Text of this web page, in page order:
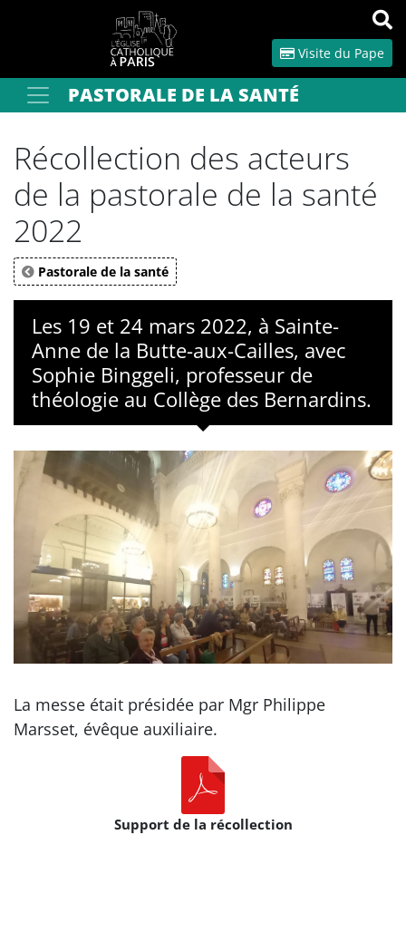
Visite du Pape
Votre recherchePASTORALE DE LA SANTÉ
Récollection des acteurs
de la pastorale de la santé
2022
Pastorale de la santé
Les 19 et 24 mars 2022, à Sainte-
Anne de la Butte-aux-Cailles, avec
Sophie Binggeli, professeur de
théologie au Collège des Bernardins.
La messe était présidée par Mgr Philippe
Marsset, évêque auxiliaire.
Support de la récollection
Panneau de gestion des cookies